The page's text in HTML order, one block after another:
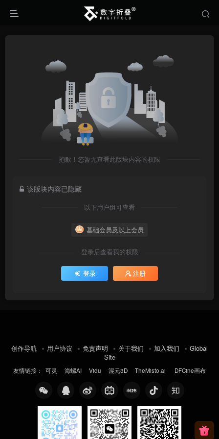
抱歉！您暂无查看此版块内容的权限
该版块内容已隐藏
以下用户组可查看
基础会员及以上会员
登录后查看我的权限
登录 注册
创作导航 用户协议 免责声明 关于我们 加入我们
Global
Site
友情链接： 可灵 海螺AI Vidu 混元3D TheMisto.ai DFCine画布